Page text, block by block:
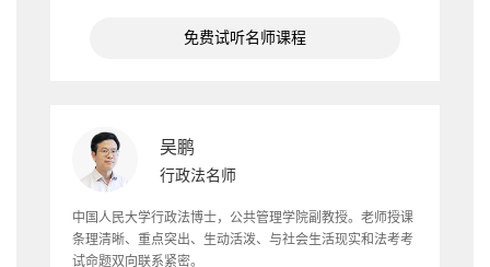
免费试听名师课程
吴鹏
行政法名师
中国人民大学行政法博士，公共管理学院副教授。老师授课
条理清晰、重点突出、生动活泼、与社会生活现实和法考考
试命题双向联系紧密。